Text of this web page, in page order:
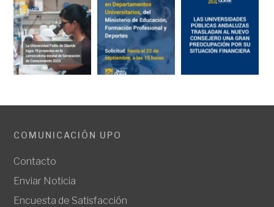
COMUNICACIÓN UPO
Contacto
Enviar Noticia
Encuesta de Satisfacción